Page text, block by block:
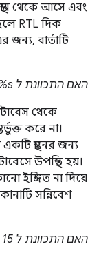
থেকে আসে এবং
RTL দিক
জন্য, বার্তাটি
האם התכוונת ל
থেকে
করে না।
স্থানের জন্য
উপস্থিত হয়।
ইঙ্গিত না দিয়ে
সন্নিবেশ
האם התכוונת ל 15 বে স্ট্রিট, লরেল, CA?